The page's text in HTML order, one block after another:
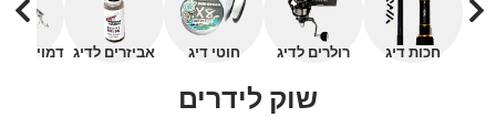
חכות דיג רולרים לדיג חוטי דיג אביזרים לדיג דמויים
שוק לידרים